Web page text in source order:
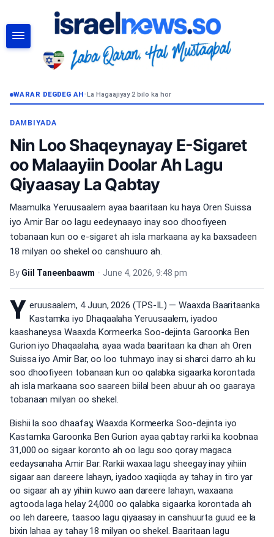
WARAR DEGDEG AH•La Hagaajiyay 2 bilo ka hor
DAMBIYADA
Nin Loo Shaqeynayay E-Sigaret
oo Malaayiin Doolar Ah Lagu
Qiyaasay La Qabtay
Maamulka Yeruusaalem ayaa baaritaan ku haya Oren Suissa
iyo Amir Bar oo lagu eedeynaayo inay soo dhoofiyeen
tobanaan kun oo e-sigaret ah isla markaana ay ka baxsadeen
18 milyan oo shekel oo canshuuro ah.
By Giil Taneenbaawm • June 4, 2026, 9:48 pm
Y eruusaalem, 4 Juun, 2026 (TPS-IL) — Waaxda Baaritaanka
Kastamka iyo Dhaqaalaha Yeruusaalem, iyadoo
kaashaneysa Waaxda Kormeerka Soo-dejinta Garoonka Ben
Gurion iyo Dhaqaalaha, ayaa wada baaritaan ka dhan ah Oren
Suissa iyo Amir Bar, oo loo tuhmayo inay si sharci darro ah ku
soo dhoofiyeen tobanaan kun oo qalabka sigaarka korontada
ah isla markaana soo saareen biilal been abuur ah oo gaaraya
tobanaan milyan oo shekel.
Bishii la soo dhaafay, Waaxda Kormeerka Soo-dejinta iyo
Kastamka Garoonka Ben Gurion ayaa qabtay rarkii ka koobnaa
31,000 oo sigaar koronto ah oo lagu soo qoray magaca
eedaysanaha Amir Bar. Rarkii waxaa lagu sheegay inay yihiin
sigaar aan dareere lahayn, iyadoo xaqiiqda ay tahay in tiro yar
oo sigaar ah ay yihiin kuwo aan dareere lahayn, waxaana
agtooda laga helay 24,000 oo qalabka sigaarka korontada ah
oo leh dareere, taasoo lagu qiyaasay in canshuurta guud ee la
bixin lahaa ay tahay 18 milyan oo shekel. Baaritaan lagu